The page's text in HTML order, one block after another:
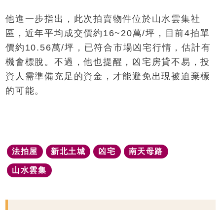
他進一步指出，此次拍賣物件位於山水雲集社
區，近年平均成交價約16~20萬/坪，目前4拍單
價約10.56萬/坪，已符合市場凶宅行情，估計有
機會標脫。不過，他也提醒，凶宅房貸不易，投
資人需準備充足的資金，才能避免出現被迫棄標
的可能。
法拍屋 新北土城 凶宅 南天母路
山水雲集